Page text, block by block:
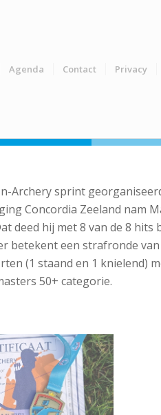
Agenda Contact Privacy
Archery sprint
Concordia Zeeland nam
deed hij met 8 van de 8 hits
betekent een strafronde
(1 staand en 1 knielend)
50+ categorie.